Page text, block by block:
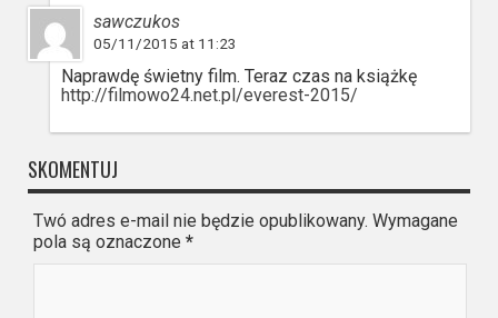
sawczukos
05/11/2015 at 11:23
Naprawdę świetny film. Teraz czas na książkę
http://filmowo24.net.pl/everest-2015/
SKOMENTUJ
Twó adres e-mail nie będzie opublikowany. Wymagane
pola są oznaczone *